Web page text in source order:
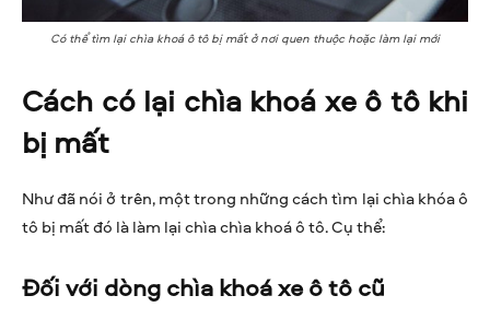
Có thể tìm lại chìa khoá ô tô bị mất ở nơi quen thuộc hoặc làm lại mới
Cách có lại chìa khoá xe ô tô khi
bị mất
Như đã nói ở trên, một trong những cách tìm lại chìa khóa ô
tô bị mất đó là làm lại chìa chìa khoá ô tô. Cụ thể:
Đối với dòng chìa khoá xe ô tô cũ